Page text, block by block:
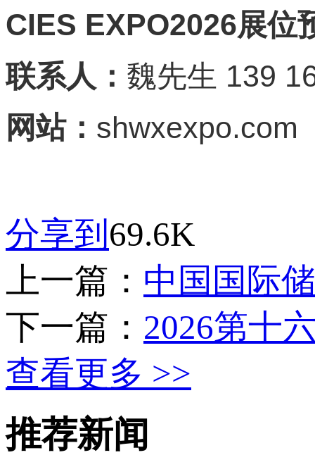
CIES EXPO2026展位
联系人： 魏先生 139
网站： shwxexpo.com
分享到 69.6K
上一篇： 中国国际
下一篇： 2026第十
查看更多 >>
推荐新闻